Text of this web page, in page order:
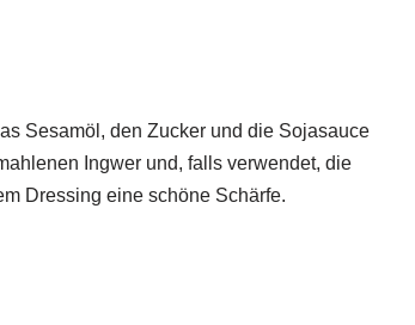
Sesamöl, den Zucker und die Sojasauce
Ingwer und, falls verwendet, die
Dressing eine schöne Schärfe.